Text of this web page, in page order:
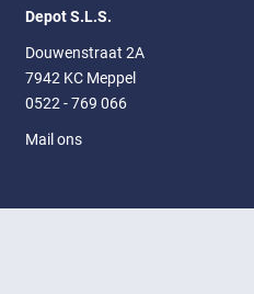
Depot S.L.S.
Douwenstraat 2A
7942 KC Meppel
0522 - 769 066
Mail ons